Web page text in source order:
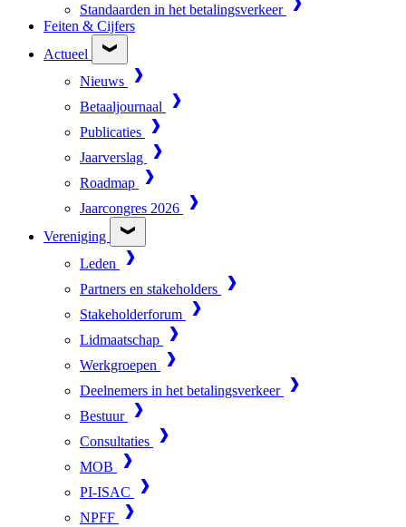
Standaarden in het betalingsverkeer
Feiten & Cijfers
Actueel
Nieuws
Betaaljournaal
Publicaties
Jaarverslag
Roadmap
Jaarcongres 2026
Vereniging
Leden
Partners en stakeholders
Stakeholderforum
Lidmaatschap
Werkgroepen
Deelnemers in het betalingsverkeer
Bestuur
Consultaties
MOB
PI-ISAC
NPFF